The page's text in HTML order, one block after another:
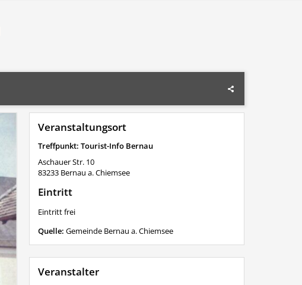
Veranstaltungsort
Treffpunkt: Tourist-Info Bernau
Aschauer Str. 10
83233 Bernau a. Chiemsee
Eintritt
Eintritt frei
Quelle: Gemeinde Bernau a. Chiemsee
Veranstalter